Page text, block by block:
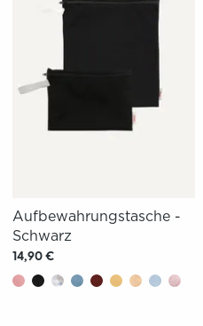
Aufbewahrungstasche -
Schwarz
14,90 €